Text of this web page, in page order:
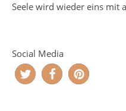
Seele wird wieder eins mit
Social Media